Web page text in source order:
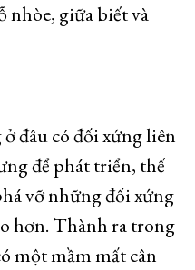
nhòe, giữa biết và
đâu có đối xứng liên
để phát triển, thế
vỡ những đối xứng
hơn. Thành ra trong
một mầm mất cân